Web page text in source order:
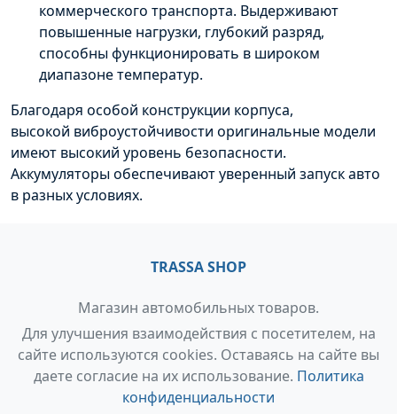
коммерческого транспорта. Выдерживают
повышенные нагрузки, глубокий разряд,
способны функционировать в широком
диапазоне температур.
Благодаря особой конструкции корпуса,
высокой виброустойчивости оригинальные модели
имеют высокий уровень безопасности.
Аккумуляторы обеспечивают уверенный запуск авто
в разных условиях.
TRASSA SHOP
Магазин автомобильных товаров.
Для улучшения взаимодействия с посетителем, на
сайте используются cookies. Оставаясь на сайте вы
даете согласие на их использование. Политика
конфиденциальности